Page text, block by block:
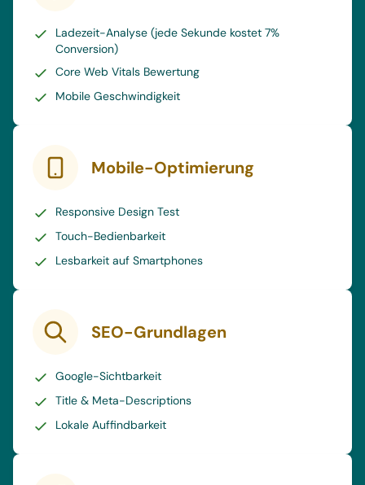
Ladezeit-Analyse (jede Sekunde kostet 7%
Conversion)
Core Web Vitals Bewertung
Mobile Geschwindigkeit
Mobile-Optimierung
Responsive Design Test
Touch-Bedienbarkeit
Lesbarkeit auf Smartphones
SEO-Grundlagen
Google-Sichtbarkeit
Title & Meta-Descriptions
Lokale Auffindbarkeit